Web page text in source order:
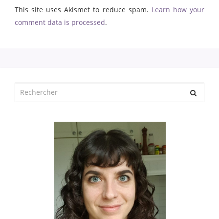
This site uses Akismet to reduce spam. Learn how your
comment data is processed.
pour
: